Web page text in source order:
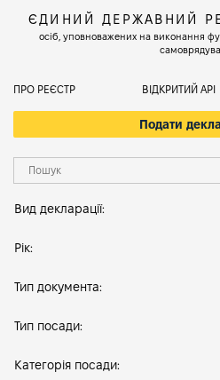
ЄДИНИЙ ДЕРЖАВНИЙ
осіб, уповноважених на виконання
ПРО РЕЄСТР ВІДКРИТИЙ АРІ
Подати
Вид декларації:
Рік:
Тип документа:
Тип посади:
Категорія посади: